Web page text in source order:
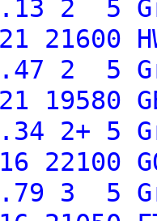
2 5
21600
2 5
19580
2+ 5
22100
3 5